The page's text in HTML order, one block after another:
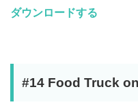
ダウンロードする
#14 Food Truck